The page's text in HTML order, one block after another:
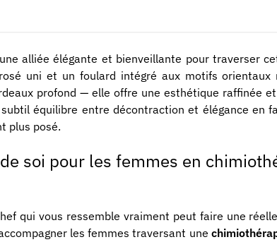
alliée élégante et bienveillante pour traverser
uni et un foulard intégré aux motifs
profond — elle offre une esthétique raffinée
équilibre entre décontraction et élégance en
plus posé.
soi pour les femmes en
qui vous ressemble vraiment peut faire une
les femmes traversant une